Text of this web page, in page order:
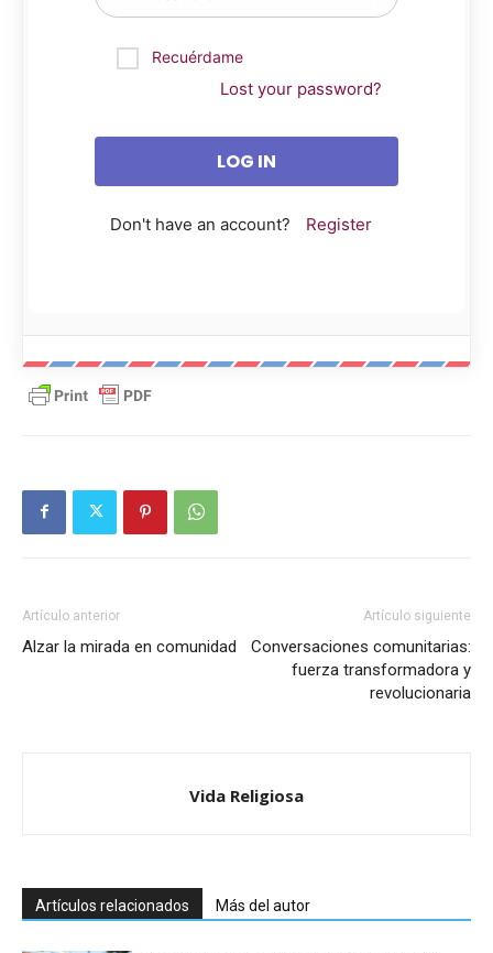
Recuérdame
Lost your password?
Don't have an account? Register
Artículo anterior
Alzar la mirada en comunidad
Artículo siguiente
Conversaciones comunitarias:
fuerza transformadora y
revolucionaria
Vida Religiosa
Artículos relacionados Más del autor